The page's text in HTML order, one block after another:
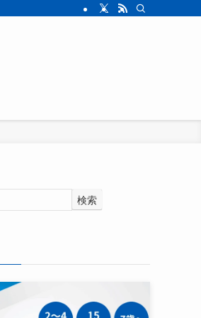
検索